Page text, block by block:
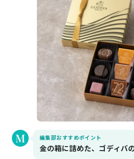
編集部おすすめポイント
金の箱に詰めた、ゴディバ